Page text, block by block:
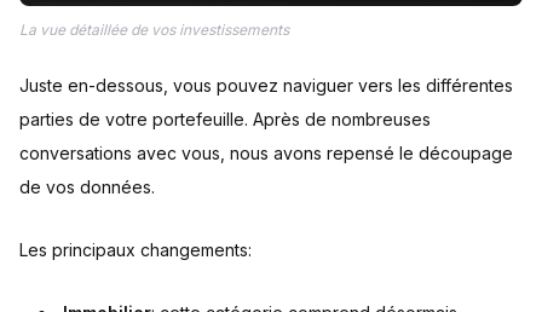
La vue détaillée de vos investissements
Juste en-dessous, vous pouvez naviguer vers les différentes
parties de votre portefeuille. Après de nombreuses
conversations avec vous, nous avons repensé le découpage
de vos données.
Les principaux changements: